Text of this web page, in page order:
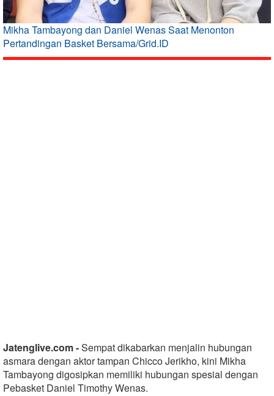
Mikha Tambayong dan Daniel Wenas Saat Menonton
Pertandingan Basket Bersama/Grid.ID
Jatenglive.com -Sempat dikabarkan menjalin hubungan
asmara dengan aktor tampan Chicco Jerikho, kini Mikha
Tambayong digosipkan memiliki hubungan spesial dengan
Pebasket Daniel Timothy Wenas.